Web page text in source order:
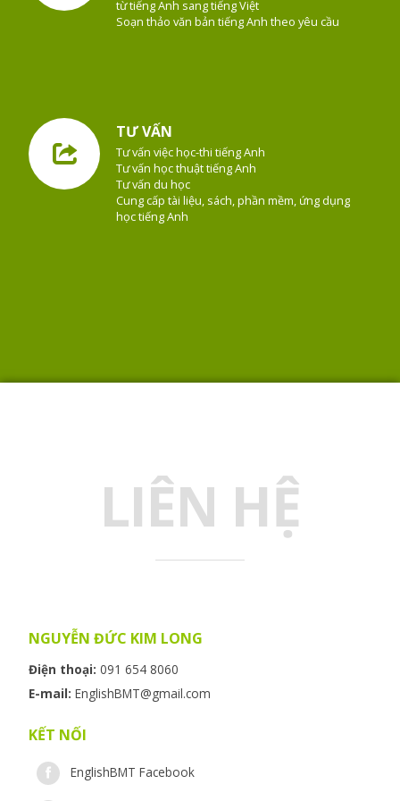
từ tiếng Anh sang tiếng Việt
Soạn thảo văn bản tiếng Anh theo yêu cầu
TƯ VẤN
Tư vấn việc học-thi tiếng Anh
Tư vấn học thuật tiếng Anh
Tư vấn du học
Cung cấp tài liệu, sách, phần mềm, ứng dụng
học tiếng Anh
LIÊN HỆ
NGUYỄN ĐỨC KIM LONG
Điện thoại: 091 654 8060
E-mail: EnglishBMT@gmail.com
KẾT NỐI
EnglishBMT Facebook